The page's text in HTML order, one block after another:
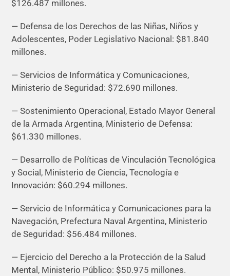
$126.487 millones.
— Defensa de los Derechos de las Niñas, Niños y
Adolescentes, Poder Legislativo Nacional: $81.840
millones.
— Servicios de Informática y Comunicaciones,
Ministerio de Seguridad: $72.690 millones.
— Sostenimiento Operacional, Estado Mayor General
de la Armada Argentina, Ministerio de Defensa:
$61.330 millones.
— Desarrollo de Políticas de Vinculación Tecnológica
y Social, Ministerio de Ciencia, Tecnología e
Innovación: $60.294 millones.
— Servicio de Informática y Comunicaciones para la
Navegación, Prefectura Naval Argentina, Ministerio
de Seguridad: $56.484 millones.
— Ejercicio del Derecho a la Protección de la Salud
Mental, Ministerio Público: $50.975 millones.